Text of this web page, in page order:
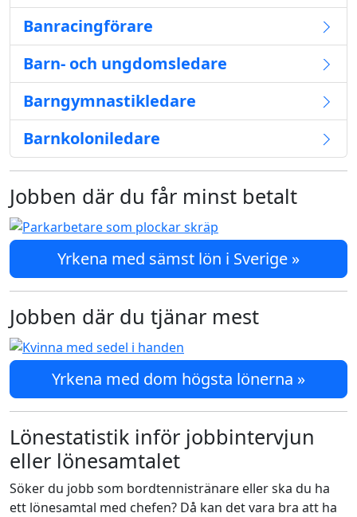
Banracingförare
Barn- och ungdomsledare
Barngymnastikledare
Barnkoloniledare
Jobben där du får minst betalt
Yrkena med sämst lön i Sverige »
Jobben där du tjänar mest
Yrkena med dom högsta lönerna »
Lönestatistik inför jobbintervjun
eller lönesamtalet
Söker du jobb som bordtennistränare eller ska du ha
ett lönesamtal med chefen? Då kan det vara bra att ha